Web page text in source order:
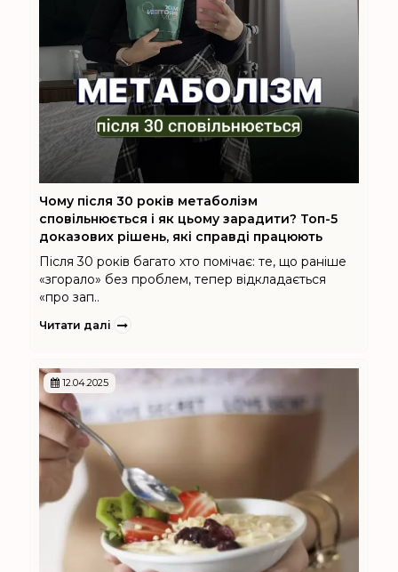
Чому після 30 років метаболізм
сповільнюється і як цьому зарадити? Топ-5
доказових рішень, які справді працюють
Після 30 років багато хто помічає: те, що раніше
«згорало» без проблем, тепер відкладається
«про зап..
Читати далі
12.04.2025